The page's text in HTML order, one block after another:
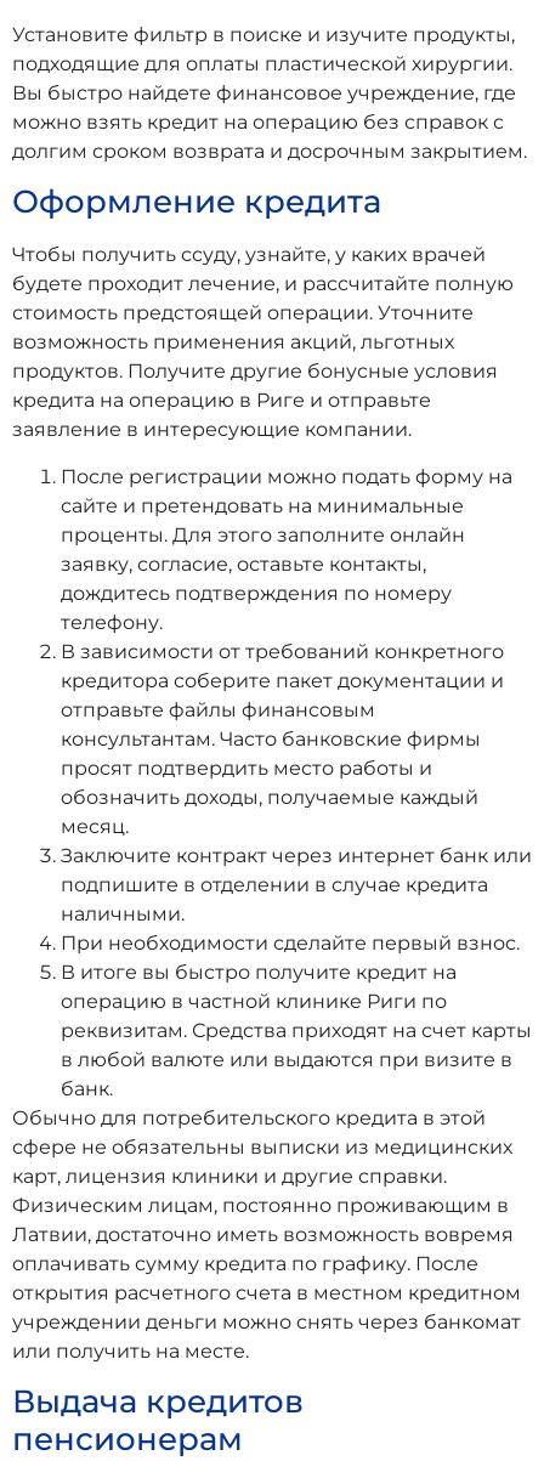
Установите фильтр в поиске и изучите продукты,
подходящие для оплаты пластической хирургии.
Вы быстро найдете финансовое учреждение, где
можно взять кредит на операцию без справок с
долгим сроком возврата и досрочным закрытием.
Оформление кредита
Чтобы получить ссуду, узнайте, у каких врачей
будете проходит лечение, и рассчитайте полную
стоимость предстоящей операции. Уточните
возможность применения акций, льготных
продуктов. Получите другие бонусные условия
кредита на операцию в Риге и отправьте
заявление в интересующие компании.
После регистрации можно подать форму на
сайте и претендовать на минимальные
проценты. Для этого заполните онлайн
заявку, согласие, оставьте контакты,
дождитесь подтверждения по номеру
телефону.
В зависимости от требований конкретного
кредитора соберите пакет документации и
отправьте файлы финансовым
консультантам. Часто банковские фирмы
просят подтвердить место работы и
обозначить доходы, получаемые каждый
месяц.
Заключите контракт через интернет банк или
подпишите в отделении в случае кредита
наличными.
При необходимости сделайте первый взнос.
В итоге вы быстро получите кредит на
операцию в частной клинике Риги по
реквизитам. Средства приходят на счет карты
в любой валюте или выдаются при визите в
банк.
Обычно для потребительского кредита в этой
сфере не обязательны выписки из медицинских
карт, лицензия клиники и другие справки.
Физическим лицам, постоянно проживающим в
Латвии, достаточно иметь возможность вовремя
оплачивать сумму кредита по графику. После
открытия расчетного счета в местном кредитном
учреждении деньги можно снять через банкомат
или получить на месте.
Выдача кредитов
пенсионерам